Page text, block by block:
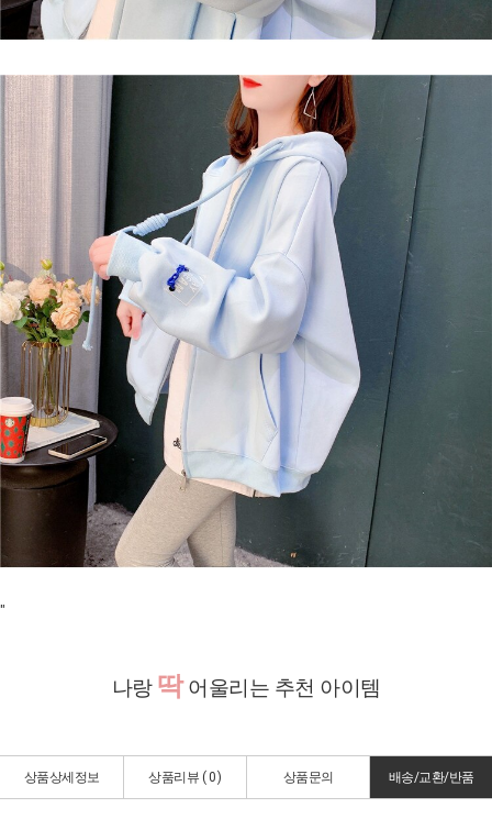
"
나랑 딱어울리는 추천 아이템
상품상세정보 상품리뷰 (0) 상품문의 배송/교환/반품